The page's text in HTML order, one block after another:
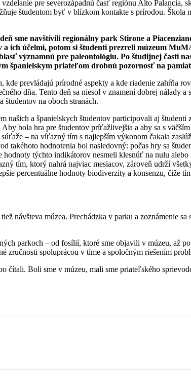
pre severozápadnú časť regiónu Alto
študentom byť v blízkom kontakte s prírodou.
sme navštívili regionálny park Stirone a
a ich účelmi, potom si študenti prezreli múzeum
významnú pre paleontológiu. Po študijnej časti
španielskym priateľom drobnú pozornosť na
prevládajú prírodné aspekty a kde riadenie zahŕňa
dňa. Tento deň sa niesol v znamení dobrej nálady
na oboch stranách.
našich a španielskych študentov participovali aj
bola hra pre študentov príťažlivejšia a aby sa s
– na víťazný tím s najlepším výkonom čakala
takéhoto hodnotenia bol nasledovný: počas hry sa
týchto indikátorov nesmeli klesnúť na nulu
tím, ktorý nahrá najviac mesiacov, zároveň udrží
percentuálne hodnoty biodiverzity a konsenzu, čiže
návšteva múzea. Prechádzka v parku a zoznámenie
parkoch – od fosílií, ktoré sme objavili v múzeu, až
spoluprácou v tíme a spoločným riešením
čítali. Boli sme v múzeu, mali sme priateľského